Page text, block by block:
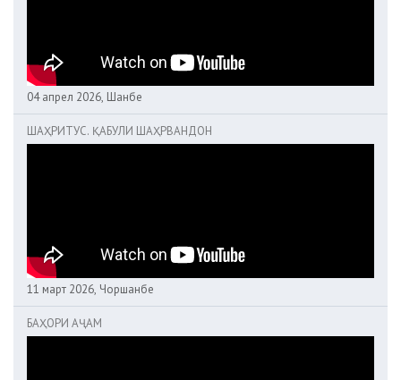
04 апрел 2026, Шанбе
ШАҲРИТУС. ҚАБУЛИ ШАҲРВАНДОН
11 март 2026, Чоршанбе
БАҲОРИ АҶАМ